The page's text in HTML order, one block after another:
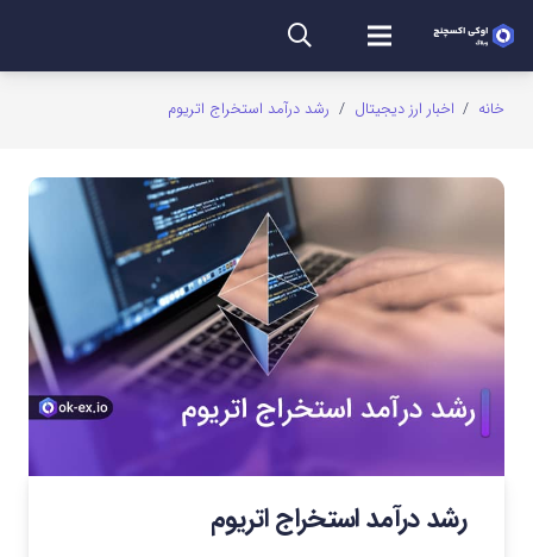
خانه / اخبار ارز دیجیتال / رشد درآمد استخراج اتریوم
رشد درآمد استخراج اتریوم